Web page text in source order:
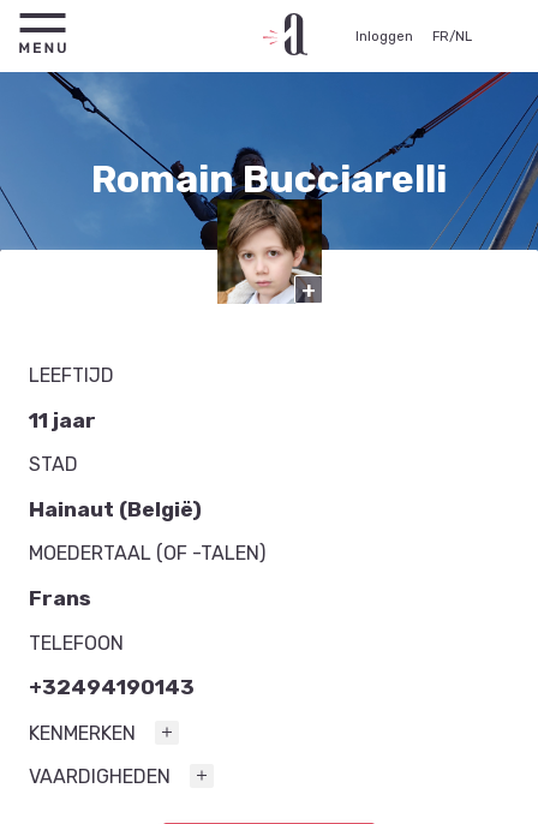
Inloggen FR/NL
Romain Bucciarelli
Acteur
+
LEEFTIJD
11 jaar
STAD
Hainaut (België)
MOEDERTAAL (OF -TALEN)
Frans
TELEFOON
+32494190143
KENMERKEN
VAARDIGHEDEN